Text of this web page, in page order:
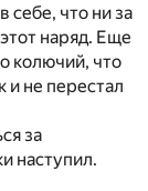
себе, что ни за
наряд. Еще
колючий, что
и не перестал
за
наступил.